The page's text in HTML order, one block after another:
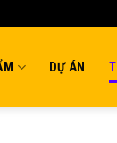
DỰ ÁN